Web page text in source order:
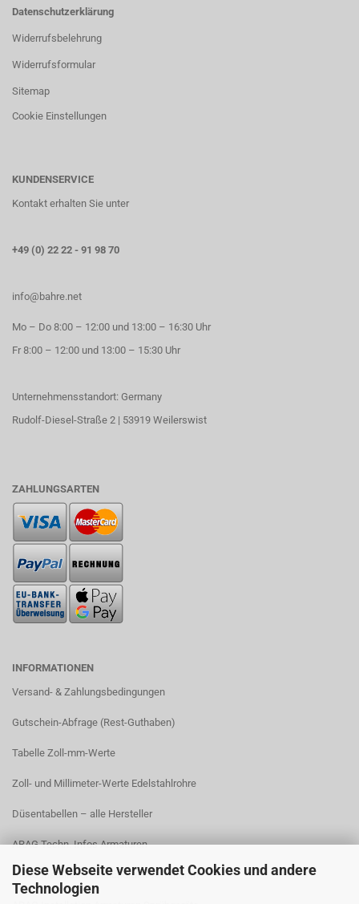
Diese Webseite verwendet Cookies und andere
Technologien
Datenschutzerklärung
Widerrufsbelehrung
Widerrufsformular
Sitemap
Cookie Einstellungen
KUNDENSERVICE
Kontakt erhalten Sie unter
+49 (0) 22 22 - 91 98 70
info@bahre.net
Mo – Do 8:00 – 12:00 und 13:00 – 16:30 Uhr
Fr 8:00 – 12:00 und 13:00 – 15:30 Uhr
Unternehmensstandort: Germany
Rudolf-Diesel-Straße 2 | 53919 Weilerswist
ZAHLUNGSARTEN
INFORMATIONEN
Versand- & Zahlungsbedingungen​
Gutschein-Abfrage (Rest-Guthaben)
Tabelle Zoll-mm-Werte
Zoll- und Millimeter-Werte Edelstahlrohre
Düsentabellen – alle Hersteller
ARAG Techn. Infos Armaturen
ARAG Installation Gleichdruck-Armaturen